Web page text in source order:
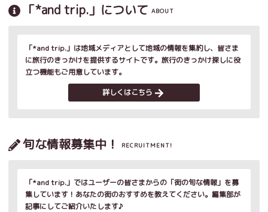
「*and trip.」について ABOUT
「*and trip.」は地域メディアとして地域の情報を集約し、皆さま
に旅行のきっかけを提供するサイトです。旅行のきっかけ探しに役
立つ機能もご用意しています。
詳しくはこちら
旬な情報募集中！ RECRUITMENT!
「*and trip.」ではユーザーの皆さまからの「街の旬な情報」を募
集しています！あなたの街のおすすめを教えてください。編集部が
記事にしてご紹介いたします♪